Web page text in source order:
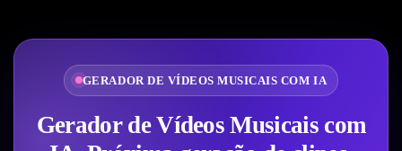
GERADOR DE VÍDEOS MUSICAIS COM IA
Gerador de Vídeos Musicais com